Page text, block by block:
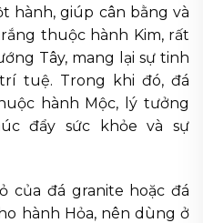
hành, giúp cân bằng và
thuộc hành Kim, rất
Tây, mang lại sự tinh
tuệ. Trong khi đó, đá
hành Mộc, lý tưởng
đẩy sức khỏe và sự
của đá granite hoặc đá
hành Hỏa, nên dùng ở